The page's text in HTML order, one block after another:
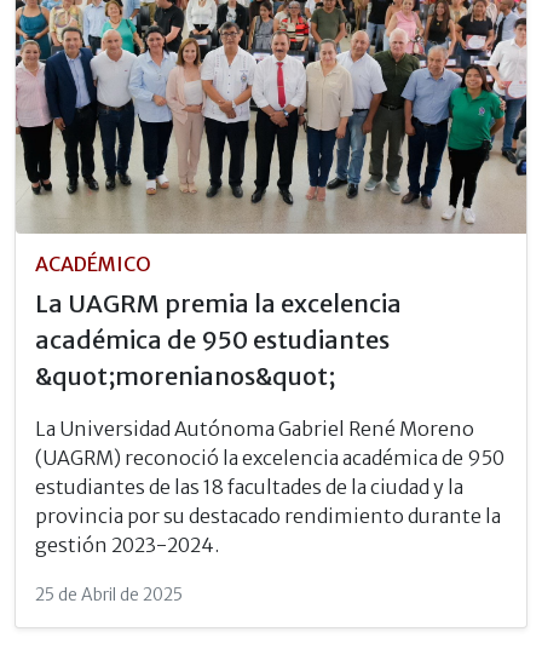
ACADÉMICO
La UAGRM premia la excelencia
académica de 950 estudiantes
&quot;morenianos&quot;
La Universidad Autónoma Gabriel René Moreno
(UAGRM) reconoció la excelencia académica de 950
estudiantes de las 18 facultades de la ciudad y la
provincia por su destacado rendimiento durante la
gestión 2023-2024.
25 de Abril de 2025